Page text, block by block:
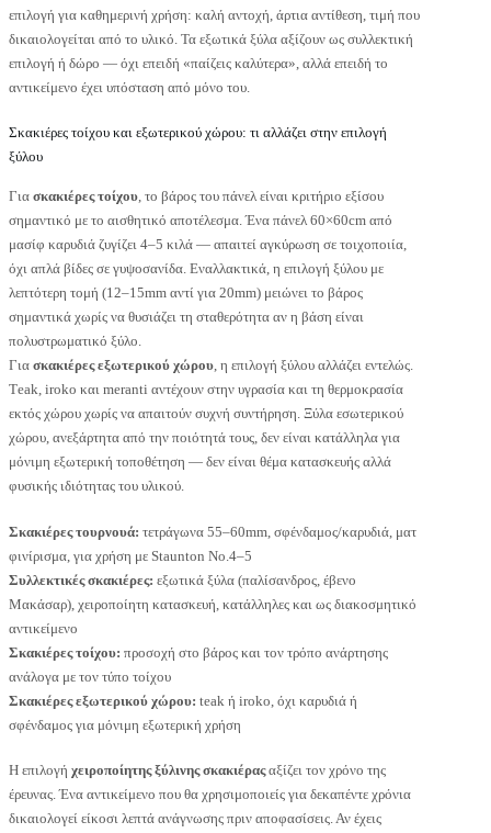
επιλογή για καθημερινή χρήση: καλή αντοχή, άρτια αντίθεση, τιμή που
δικαιολογείται από το υλικό. Τα εξωτικά ξύλα αξίζουν ως συλλεκτική
επιλογή ή δώρο — όχι επειδή «παίζεις καλύτερα», αλλά επειδή το
αντικείμενο έχει υπόσταση από μόνο του.
Σκακιέρες τοίχου και εξωτερικού χώρου: τι αλλάζει στην επιλογή
ξύλου
Για σκακιέρες τοίχου, το βάρος του πάνελ είναι κριτήριο εξίσου
σημαντικό με το αισθητικό αποτέλεσμα. Ένα πάνελ 60×60cm από
μασίφ καρυδιά ζυγίζει 4–5 κιλά — απαιτεί αγκύρωση σε τοιχοποιία,
όχι απλά βίδες σε γυψοσανίδα. Εναλλακτικά, η επιλογή ξύλου με
λεπτότερη τομή (12–15mm αντί για 20mm) μειώνει το βάρος
σημαντικά χωρίς να θυσιάζει τη σταθερότητα αν η βάση είναι
πολυστρωματικό ξύλο.
Για σκακιέρες εξωτερικού χώρου, η επιλογή ξύλου αλλάζει εντελώς.
Τeak, iroko και meranti αντέχουν στην υγρασία και τη θερμοκρασία
εκτός χώρου χωρίς να απαιτούν συχνή συντήρηση. Ξύλα εσωτερικού
χώρου, ανεξάρτητα από την ποιότητά τους, δεν είναι κατάλληλα για
μόνιμη εξωτερική τοποθέτηση — δεν είναι θέμα κατασκευής αλλά
φυσικής ιδιότητας του υλικού.
Σκακιέρες τουρνουά: τετράγωνα 55–60mm, σφένδαμος/καρυδιά, ματ
φινίρισμα, για χρήση με Staunton No.4–5
Συλλεκτικές σκακιέρες: εξωτικά ξύλα (παλίσανδρος, έβενο
Μακάσαρ), χειροποίητη κατασκευή, κατάλληλες και ως διακοσμητικό
αντικείμενο
Σκακιέρες τοίχου: προσοχή στο βάρος και τον τρόπο ανάρτησης
ανάλογα με τον τύπο τοίχου
Σκακιέρες εξωτερικού χώρου: teak ή iroko, όχι καρυδιά ή
σφένδαμος για μόνιμη εξωτερική χρήση
Η επιλογή χειροποίητης ξύλινης σκακιέραςαξίζει τον χρόνο της
έρευνας. Ένα αντικείμενο που θα χρησιμοποιείς για δεκαπέντε χρόνια
δικαιολογεί είκοσι λεπτά ανάγνωσης πριν αποφασίσεις. Αν έχεις